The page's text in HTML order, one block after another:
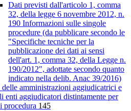
Dati previsti dall'articolo 1, comma
32, della legge 6 novembre 2012, n.
190 Informazioni sulle singole
procedure (da pubblicare secondo le
"Specifiche tecniche per la
pubblicazione dei dati ai sensi
dell'art. 1, comma 32, della Legge n.
190/2012", adottate secondo quanto
indicato nella delib. Anac 39/2016)
amministrazioni aggiudicatrici e
enti aggiudicatori distintamente per
procedura 145